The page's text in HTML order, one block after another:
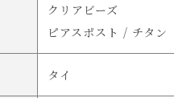
クリアビーズ
ピアスポスト / チタン
タイ